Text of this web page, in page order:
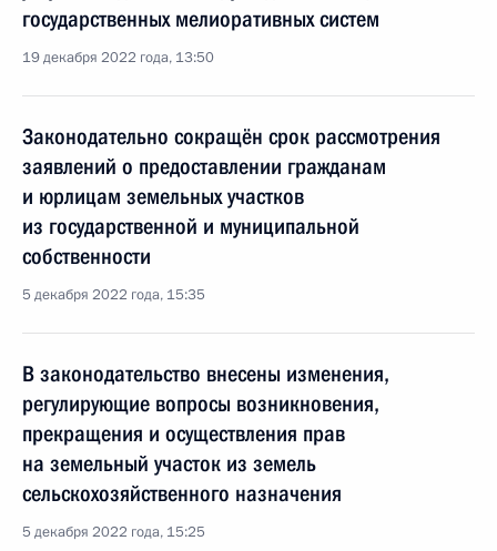
государственных мелиоративных систем
19 декабря 2022 года, 13:50
Законодательно сокращён срок рассмотрения
заявлений о предоставлении гражданам
и юрлицам земельных участков
из государственной и муниципальной
собственности
5 декабря 2022 года, 15:35
В законодательство внесены изменения,
регулирующие вопросы возникновения,
прекращения и осуществления прав
на земельный участок из земель
сельскохозяйственного назначения
5 декабря 2022 года, 15:25